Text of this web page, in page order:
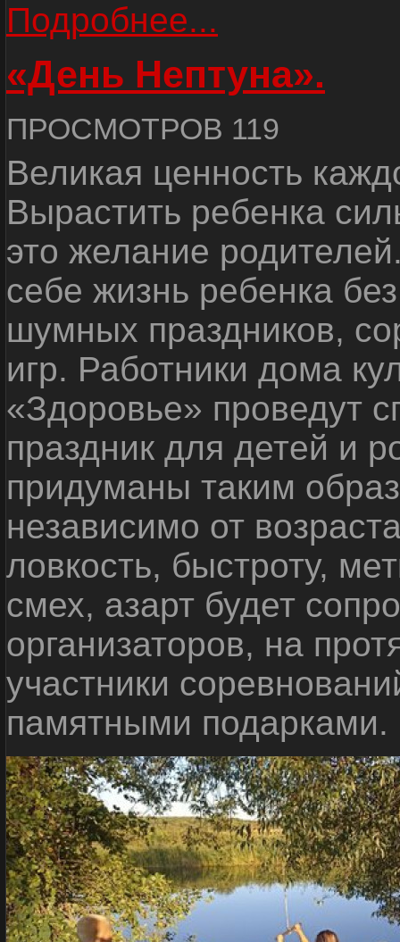
Подробнее...
«День Нептуна».
ПРОСМОТРОВ 119
Великая ценность
Вырастить ребенка
это желание
себе жизнь ребенка
шумных праздников,
игр. Работники дома
«Здоровье» проведут
праздник для детей и
придуманы таким
независимо от
ловкость, быстроту,
смех, азарт будет
организаторов, на
участники
памятными подарками.